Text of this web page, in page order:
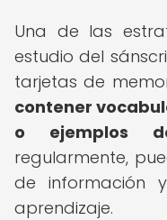
Una de las
estudio del
tarjetas de
contener
o ejemplos
regularmente,
de información
aprendizaje.